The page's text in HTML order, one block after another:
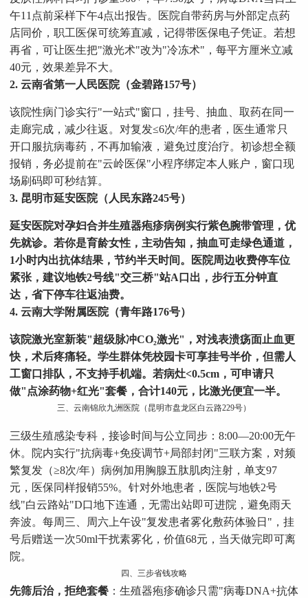
午11点前采样下午4点出报告。医院自带药房与外部定点药
店同价，职工医保可统筹直减，记得带医保电子凭证。若想
再省，可让医生把"激光术"改为"冷冻术"，每平方厘米立减
40元，效果差异不大。
2. 云南省第一人民医院（金碧路157号）
该院性病门诊实行"一站式"窗口，挂号、抽血、取药在同一
走廊完成，减少往返。对复发≤6次/年的患者，医生通常只
开口服抗病毒药，不再加输液，避免过度治疗。初诊想全额
报销，务必提前在"云岭医保"小程序绑定本人账户，窗口现
场刷码即可秒结算。
3. 昆明市延安医院（人民东路245号）
延安医院对孕妇合并生殖器疱疹病例实行紫色腕带管理，优
先就诊。若你是育龄女性，主动告知，抽血可走绿色通道，
1小时内出抗体结果，节约半天时间。医院周边收费停车位
紧张，建议地铁2号线"交三桥"站A口出，步行五分钟直
达，省下停车往返油费。
4. 云南大学附属医院（青年路176号）
该院激光室新装"超级脉冲CO₂激光"，对浅表溃疡面止血更
快，术后疼痛轻。学生群体凭校园卡可享挂号半价，但需人
工窗口排队，不支持手机端。若病灶<0.5cm，可申请只
做"点涂药物+红光"套餐，合计140元，比激光便宜一半。
三、云南锦欣九洲医院（昆明市盘龙区白云路229号）
三级生殖感染专科，接诊时间与公立同步：8:00—20:00无午
休。院内实行"抗病毒+免疫调节+局部封闭"三联方案，对频
繁复发（≥8次/年）病例加用胸腺五肽肌肉注射，单支97
元，医保同样报销55%。针对外地患者，医院与地铁2号
线"白云路站"D口地下连通，无需出站即可进院，避免雨天
奔波。每周三、周六上午设"复发患者雾化敷药体验日"，挂
号后赠送一次50ml干扰素雾化，价值68元，当天做完即可离
院。
四、三步省钱攻略
先筛后治，拒绝套餐 ：生殖器疱疹确诊只需"病毒DNA+抗体